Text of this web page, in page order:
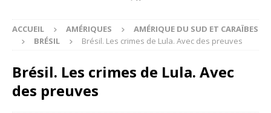
ACCUEIL AMÉRIQUES
AMÉRIQUE DU SUD ET CARAÏBES
BRÉSIL
Brésil. Les crimes de Lula. Avec des preuves
Brésil. Les crimes de Lula. Avec
des preuves